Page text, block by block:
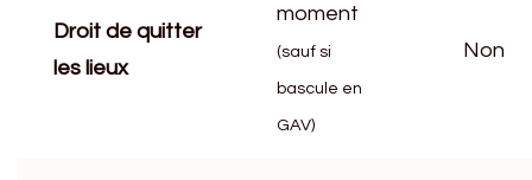
Droit de quitter
les lieux
moment
(sauf si
bascule en
GAV)
Non